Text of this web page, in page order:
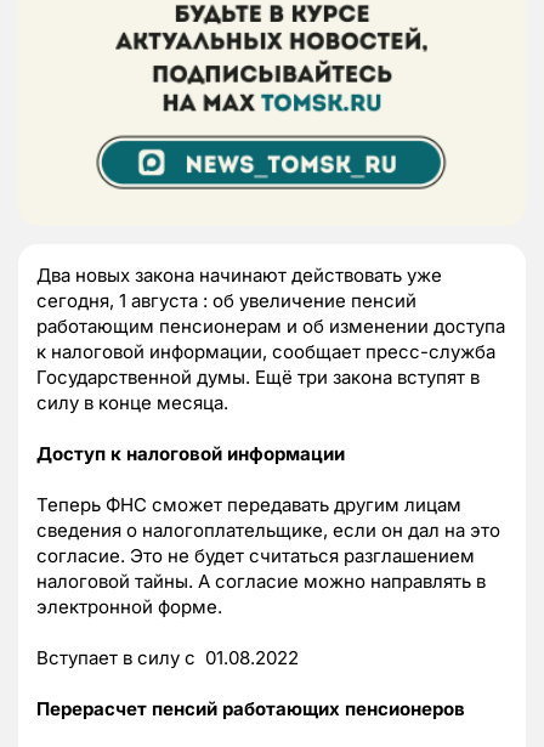
Два новых закона начинают действовать уже
сегодня, 1 августа : об увеличение пенсий
работающим пенсионерам и об изменении доступа
к налоговой информации, сообщает пресс-служба
Государственной думы. Ещё три закона вступят в
силу в конце месяца.
Доступ к налоговой информации
Теперь ФНС сможет передавать другим лицам
сведения о налогоплательщике, если он дал на это
согласие. Это не будет считаться разглашением
налоговой тайны. А согласие можно направлять в
электронной форме.
Вступает в силу с 01.08.2022
Перерасчет пенсий работающих пенсионеров